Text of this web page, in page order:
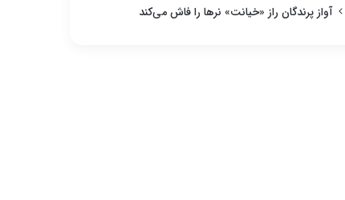
آواز پرندگان راز «خیانت» نرها را فاش می‌کند